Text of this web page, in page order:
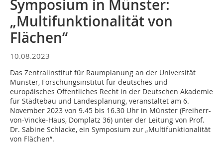
Symposium in Münster:
„Multifunktionalität von
Flächen“
10.08.2023
Das Zentralinstitut für Raumplanung an der Universität
Münster, Forschungsinstitut für deutsches und
europäisches Öffentliches Recht in der Deutschen Akademie
für Städtebau und Landesplanung, veranstaltet am 6.
November 2023 von 9.45 bis 16.30 Uhr in Münster (Freiherr-
von-Vincke-Haus, Domplatz 36) unter der Leitung von Prof.
Dr. Sabine Schlacke, ein Symposium zur „Multifunktionalität
von Flächen“.